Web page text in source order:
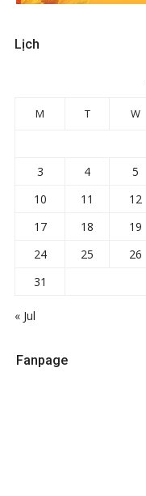
Lịch
M T W
3
4 5
10
11 12
17
18 19
24
25 26
31
« Jul
Fanpage